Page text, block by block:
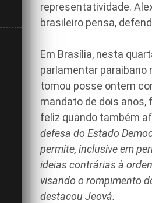
representatividade.
brasileiro pensa,
Em Brasília, nesta
parlamentar paraibano
tomou posse ontem
mandato de dois anos,
feliz quando também
defesa do Estado
permite, inclusive em
ideias contrárias à
visando o rompimento
destacou Jeová.